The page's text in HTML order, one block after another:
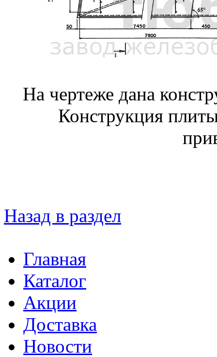
На чертеже дана
Конструкция
Назад в раздел
Главная
Каталог
Акции
Доставка
Новости